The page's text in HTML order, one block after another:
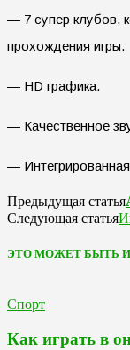
— 7 супер клубов,
прохождения игры.
— HD графика.
— Качественное
—
Предыдущая статья
Следующая статья
ЭТО МОЖЕТ БЫТЬ
Спорт
Как играть в